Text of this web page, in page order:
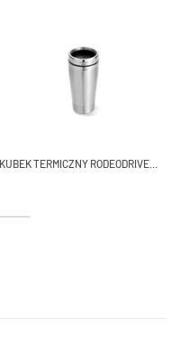
KUBEK TERMICZNY RODEODRIVE...